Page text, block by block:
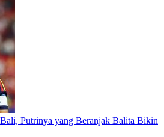
Putrinya yang Beranjak Balita Bikin